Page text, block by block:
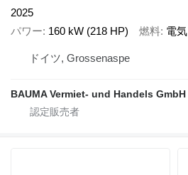
2025
パワー 160 kW (218 HP) 燃料 電気
ドイツ, Grossenaspe
BAUMA Vermiet- und Handels GmbH